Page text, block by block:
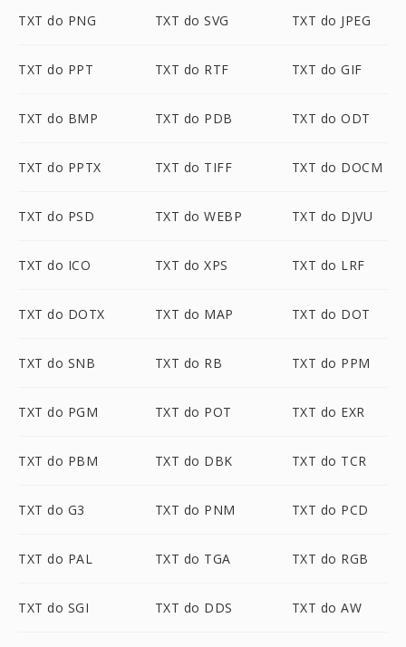
TXT do PNG TXT do SVG TXT do JPEG
TXT do PPT TXT do RTF TXT do GIF
TXT do BMP TXT do PDB TXT do ODT
TXT do PPTX TXT do TIFF TXT do DOCM
TXT do PSD TXT do WEBP TXT do DJVU
TXT do ICO TXT do XPS TXT do LRF
TXT do DOTX TXT do MAP TXT do DOT
TXT do SNB TXT do RB TXT do PPM
TXT do PGM TXT do POT TXT do EXR
TXT do PBM TXT do DBK TXT do TCR
TXT do G3 TXT do PNM TXT do PCD
TXT do PAL TXT do TGA TXT do RGB
TXT do SGI TXT do DDS TXT do AW